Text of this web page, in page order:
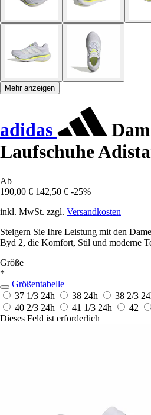
Mehr anzeigen
adidas
Laufschuhe
Ab
190,00 € 142,50 € -25%
inkl. MwSt. zzgl. Versandkosten
Steigern Sie Ihre Leistung mit den
Byd 2, die Komfort, Stil und moderne
Größe
*
Größentabelle
37 1/3 24h 38 24h 38 2/3
40 2/3 24h 41 1/3 24h 42
Dieses Feld ist erforderlich